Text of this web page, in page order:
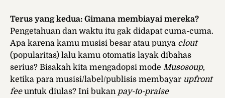
Terus yang kedua: Gimana membiayai mereka?
Pengetahuan dan waktu itu gak didapat cuma-cuma.
Apa karena kamu musisi besar atau punya clout
(popularitas) lalu kamu otomatis layak dibahas
serius? Bisakah kita mengadopsi mode Musosoup,
ketika para musisi/label/publisis membayar upfront
feeuntuk diulas? Ini bukan pay-to-praise